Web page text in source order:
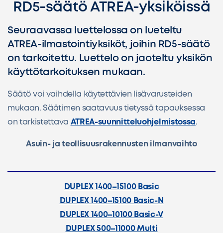
RD5-säätö ATREA-yksiköissä
Seuraavassa luettelossa on lueteltu
ATREA-ilmastointiyksiköt, joihin RD5-säätö
on tarkoitettu. Luettelo on jaoteltu yksikön
käyttötarkoituksen mukaan.
Säätö voi vaihdella käytettävien lisävarusteiden
mukaan. Säätimen saatavuus tietyssä tapauksessa
on tarkistettava ATREA-suunnitteluohjelmistossa.
Asuin- ja teollisuusrakennusten ilmanvaihto
DUPLEX 1400–15100 Basic
DUPLEX 1400–15100 Basic-N
DUPLEX 1400–10100 Basic-V
DUPLEX 500–11000 Multi